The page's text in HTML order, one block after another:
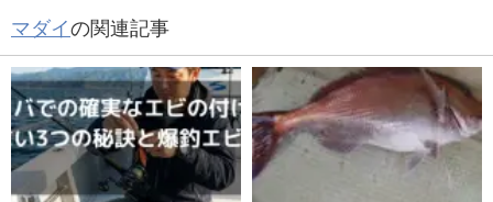
マダイの関連記事